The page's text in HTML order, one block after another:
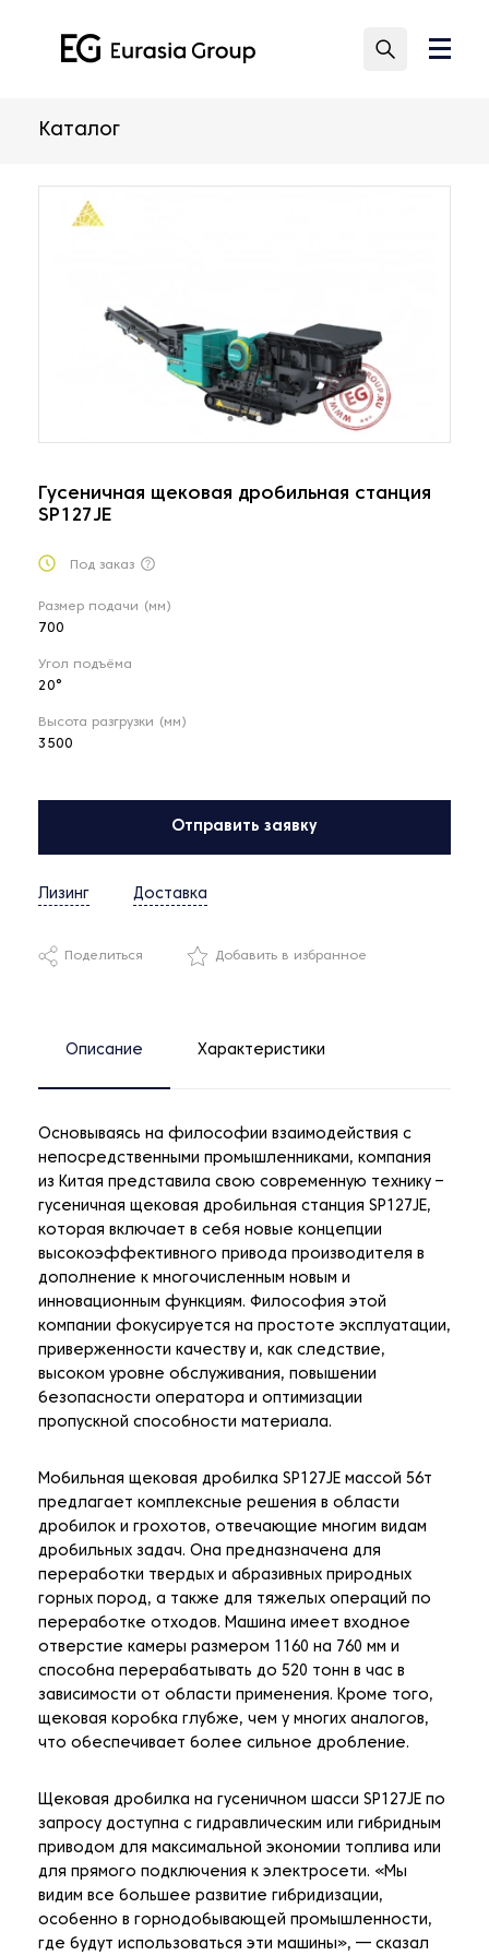
Каталог
Гусеничная щековая дробильная станция
SP127JE
Под заказ
Размер подачи (мм)
700
Угол подъёма
20°
Высота разгрузки (мм)
3500
Отправить заявку
Лизинг Доставка
Поделиться Добавить в избранное
Описание Характеристики
Основываясь на философии взаимодействия с
непосредственными промышленниками, компания
из Китая представила свою современную технику –
гусеничная щековая дробильная станция SP127JE,
которая включает в себя новые концепции
высокоэффективного привода производителя в
дополнение к многочисленным новым и
инновационным функциям. Философия этой
компании фокусируется на простоте эксплуатации,
приверженности качеству и, как следствие,
высоком уровне обслуживания, повышении
безопасности оператора и оптимизации
пропускной способности материала.
Мобильная щековая дробилка SP127JE массой 56т
предлагает комплексные решения в области
дробилок и грохотов, отвечающие многим видам
дробильных задач. Она предназначена для
переработки твердых и абразивных природных
горных пород, а также для тяжелых операций по
переработке отходов. Машина имеет входное
отверстие камеры размером 1160 на 760 мм и
способна перерабатывать до 520 тонн в час в
зависимости от области применения. Кроме того,
щековая коробка глубже, чем у многих аналогов,
что обеспечивает более сильное дробление.
Щековая дробилка на гусеничном шасси SP127JE по
запросу доступна с гидравлическим или гибридным
приводом для максимальной экономии топлива или
для прямого подключения к электросети. «Мы
видим все большее развитие гибридизации,
особенно в горнодобывающей промышленности,
где будут использоваться эти машины», — сказал